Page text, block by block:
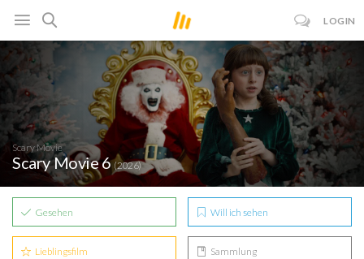
LOGIN
Scary Movie
Scary Movie 6(2026)
Gesehen Will ich sehen
Lieblingsfilm Sammlung